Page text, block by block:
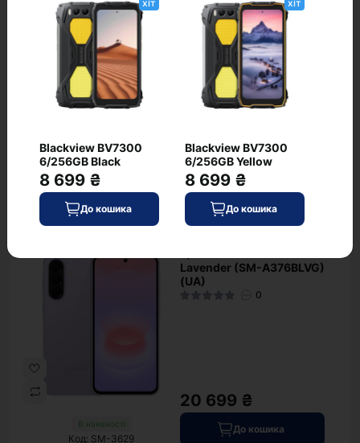
наявності?
Які умови доставки для Samsung Galaxy
A37 5G 6/128GB Awesome Charcoal (SM-
A376BZAB) (UA)
Рекомендовані товари
В наявності
Код: SM-3629
Lavender (SM-A376BLVG)
(UA)
0
20 699 ₴
До кошика
хіт
Blackview BV7300
6/256GB Black
8 699 ₴
До кошика
хіт
Blackview BV7300
6/256GB Yellow
8 699 ₴
До кошика